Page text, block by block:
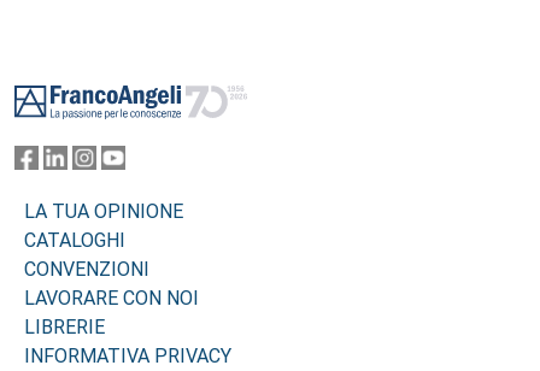
LA TUA OPINIONE
CATALOGHI
CONVENZIONI
LAVORARE CON NOI
LIBRERIE
INFORMATIVA PRIVACY